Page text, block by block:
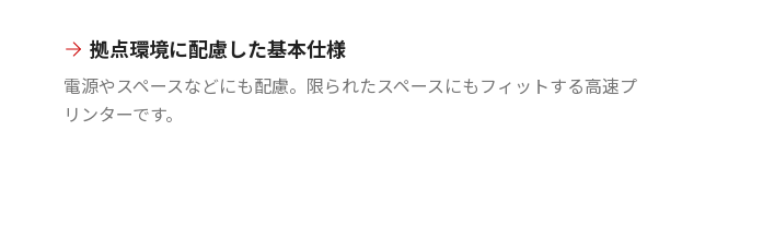
拠点環境に配慮した基本仕様
電源やスペースなどにも配慮。限られたスペースにもフィットする高速プ
リンターです。